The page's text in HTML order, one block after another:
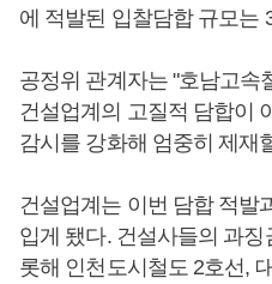
에 적발된 입찰담합 규모는
공정위 관계자는 "호남고속
건설업계의 고질적 담합이
감시를 강화해 엄중히 제재
건설업계는 이번 담합 적발
입게 됐다. 건설사들의 과징
롯해 인천도시철도 2호선,